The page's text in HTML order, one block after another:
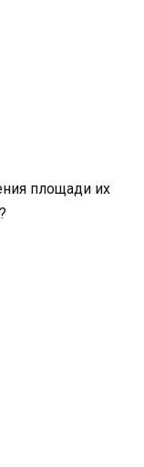
площади их